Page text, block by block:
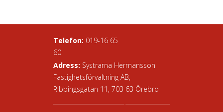
Telefon: 019-16 65
60
Adress: Systrarna Hermansson
Fastighetsförvaltning AB,
Ribbingsgatan 11, 703 63 Örebro